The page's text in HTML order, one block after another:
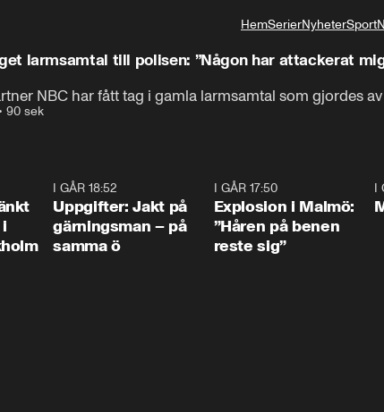
HemSerierNyheterSport
larmsamtal till polisen: ”Någon har attackerat
NBC har fått tag i gamla larmsamtal som gjordes
• 90 sek
I GÅR 18:52
Uppgifter: Jakt på
gärningsman – på
samma ö
I GÅR 17:50
Explosion i Malmö:
”Håren på benen
reste sig”
I